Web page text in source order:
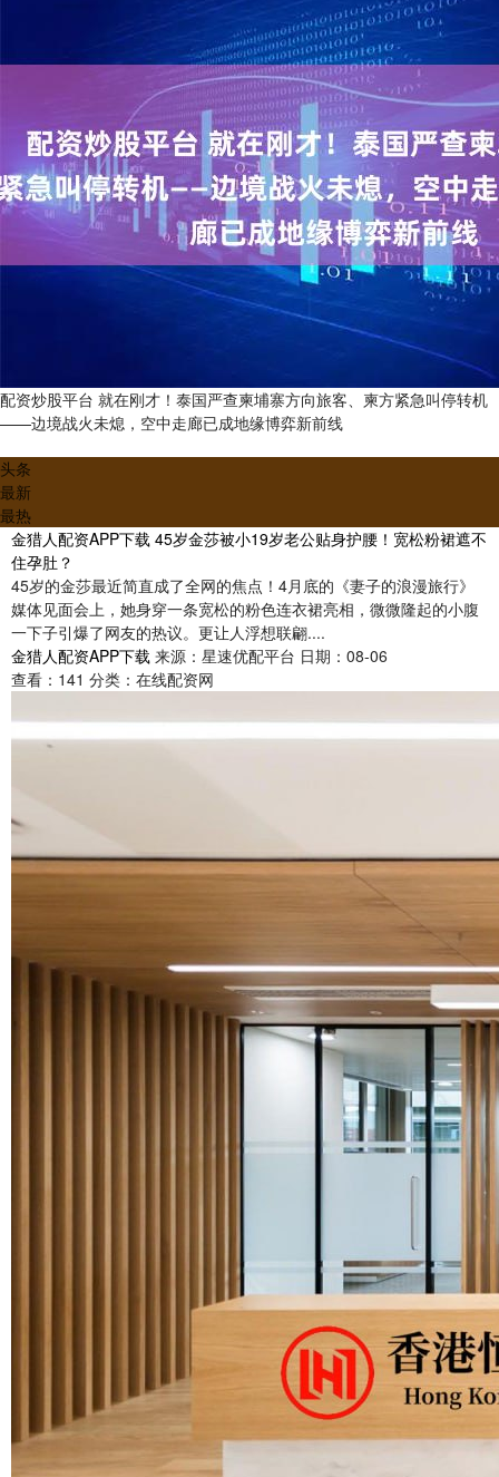
配资炒股平台 就在刚才！泰国严查柬埔寨方向旅客、柬方紧急叫停转机
——边境战火未熄，空中走廊已成地缘博弈新前线
头条
最新
最热
金猎人配资APP下载 45岁金莎被小19岁老公贴身护腰！宽松粉裙遮不
住孕肚？
45岁的金莎最近简直成了全网的焦点！4月底的《妻子的浪漫旅行》
媒体见面会上，她身穿一条宽松的粉色连衣裙亮相，微微隆起的小腹
一下子引爆了网友的热议。更让人浮想联翩....
金猎人配资APP下载 来源：星速优配平台 日期：08-06
查看： 141 分类： 在线配资网